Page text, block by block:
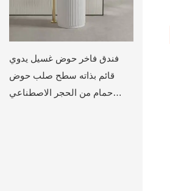
فندق فاخر حوض غسيل يدوي
قائم بذاته سطح صلب حوض
حمام من الحجر الاصطناعي